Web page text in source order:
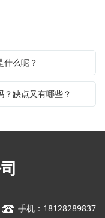
什么呢？
缺点又有哪些？
手机：18128289837